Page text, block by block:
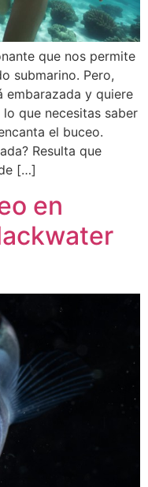
que nos permite
submarino. Pero,
embarazada y quiere
que necesitas saber
el buceo.
Resulta que
[…]
en